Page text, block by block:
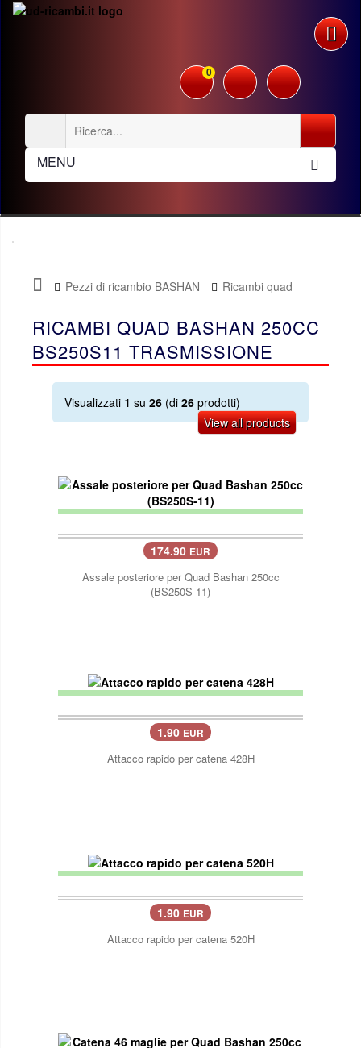
0
MENU
Pezzi di ricambio BASHAN
Ricambi quad
Bashan 250cc BS250S11
Trasmissione
RICAMBI QUAD BASHAN 250CC
BS250S11 TRASMISSIONE
Visualizzati 1 su 26 (di 26 prodotti)
View all products
174.90 EUR
Assale posteriore per Quad Bashan 250cc
(BS250S-11)
1.90 EUR
Attacco rapido per catena 428H
1.90 EUR
Attacco rapido per catena 520H